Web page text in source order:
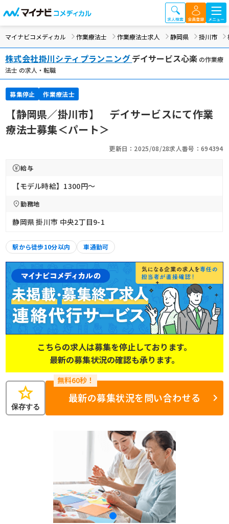
マイナビコメディカル 作業療法士 作業療法士求人 静岡県 掛川市
株式会社掛川シティプランニングデイサービス心楽 の作業療
法士 の求人・転職
募集停止 作業療法士
【静岡県／掛川市】 デイサービスにて作業
療法士募集＜パート＞
更新日：2025/08/28求人番号：694394
給与
【モデル時給】1300円〜
勤務地
静岡県 掛川市 中央2丁目9-1
駅から徒歩10分以内 車通勤可
こちらの求人は募集を停止しております。
最新の募集状況の確認も承ります。
star
保存する
最新の募集状況を問い合わせる